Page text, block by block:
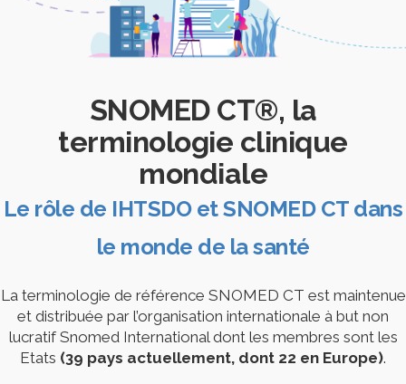
SNOMED CT®, la
terminologie clinique
mondiale
Le rôle de IHTSDO et SNOMED CT dans
le monde de la santé
La terminologie de référence SNOMED CT est maintenue
et distribuée par l’organisation internationale à but non
lucratif Snomed International dont les membres sont les
Etats (39 pays actuellement, dont 22 en Europe).